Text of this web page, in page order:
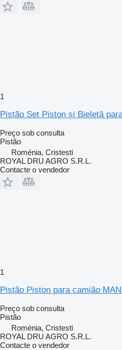
1
Pistão Set Piston și Bieletă
Preço sob consulta
Pistão
Roménia, Cristesti
ROYAL DRU AGRO S.R.L.
Contacte o vendedor
1
Pistão Piston para camião
Preço sob consulta
Pistão
Roménia, Cristesti
ROYAL DRU AGRO S.R.L.
Contacte o vendedor